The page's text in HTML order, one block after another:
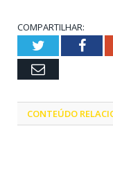
COMPARTILHAR:
Twitter
Email
CONTEÚDO